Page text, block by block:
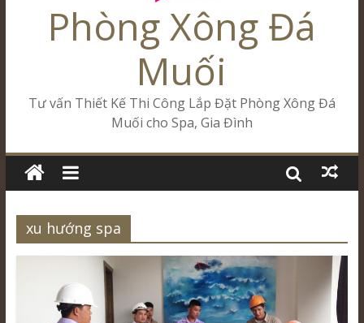
Tăng Doanh Số Kinh Doanh Lắp Đặt Onsen & Jjim Jil Bang –
Muối Hồng Group
Phòng Xông Đá
Muối
Tư vấn Thiết Kế Thi Công Lắp Đặt Phòng Xông Đá
Muối cho Spa, Gia Đình
xu hướng spa